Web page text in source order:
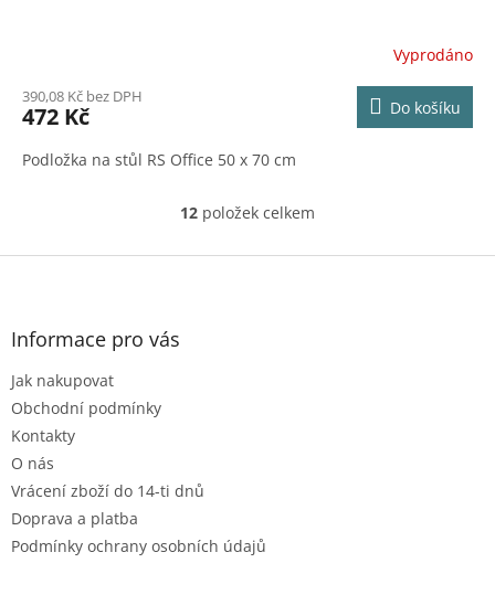
Vyprodáno
390,08 Kč bez DPH
472 Kč Do košíku
Podložka na stůl RS Office 50 x 70 cm
O
l
p
i
12 položek celkem
Z
Informace pro vás
Jak nakupovat
Obchodní podmínky
Kontakty
O nás
Vrácení zboží do 14-ti dnů
Doprava a platba
Podmínky ochrany osobních údajů